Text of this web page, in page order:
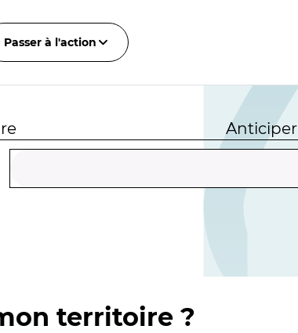
Passer à l'action
Anticiper
territoire ?